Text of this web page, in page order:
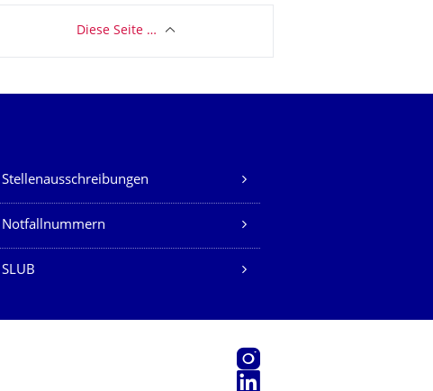
Diese Seite …
Stellenausschreibungen
Notfallnummern
SLUB
Instagram
LinkedIn